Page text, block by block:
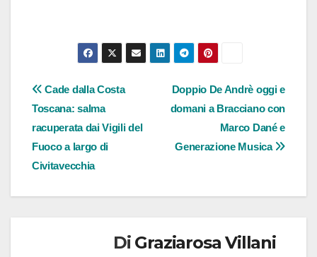
Navigazione
articoli
Doppio De Andrè oggi e
domani a Bracciano con
Marco Dané e
Generazione Musica
Cade dalla Costa
Toscana: salma
racuperata dai Vigili del
Fuoco a largo di
Civitavecchia
Di Graziarosa Villani